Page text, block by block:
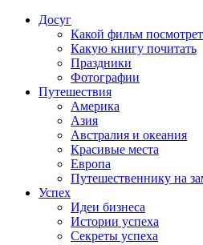
Досуг
Какой фильм
Какую книгу почитать
Праздники
Фотографии
Путешествия
Америка
Азия
Австралия и океания
Красивые места
Европа
Путешественнику на
Успех
Идеи бизнеса
Истории успеха
Секреты успеха